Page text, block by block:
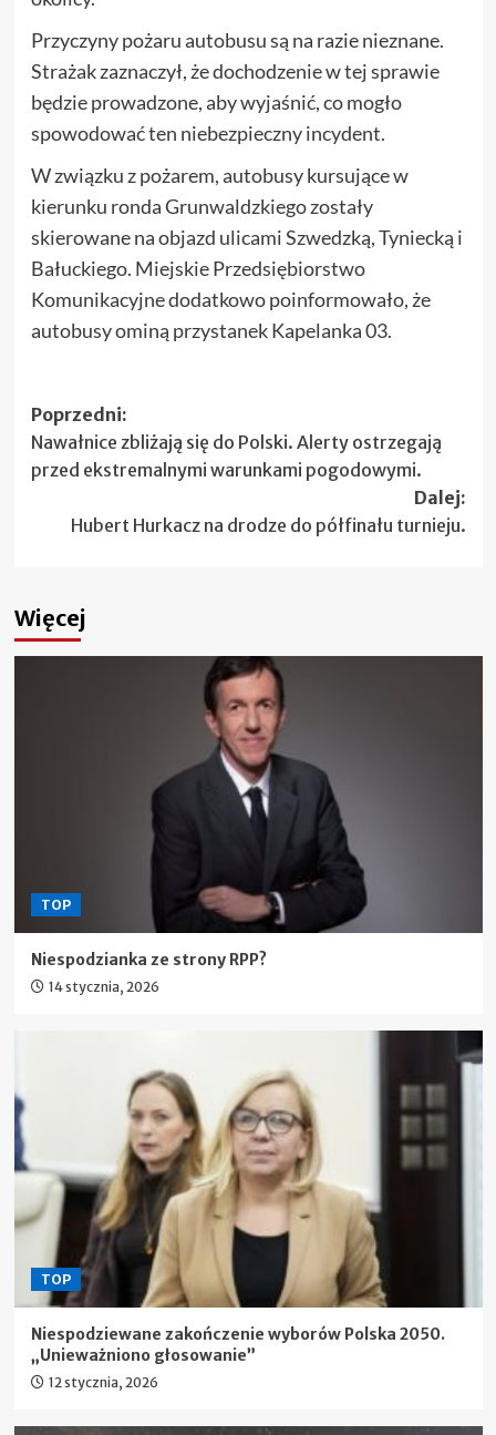
Przyczyny pożaru autobusu są na razie nieznane.
Strażak zaznaczył, że dochodzenie w tej sprawie
będzie prowadzone, aby wyjaśnić, co mogło
spowodować ten niebezpieczny incydent.
W związku z pożarem, autobusy kursujące w
kierunku ronda Grunwaldzkiego zostały
skierowane na objazd ulicami Szwedzką, Tyniecką i
Bałuckiego. Miejskie Przedsiębiorstwo
Komunikacyjne dodatkowo poinformowało, że
autobusy ominą przystanek Kapelanka 03.
Zobacz
wpisy
Poprzedni:
Nawałnice zbliżają się do Polski. Alerty ostrzegają
przed ekstremalnymi warunkami pogodowymi.
Dalej:
Hubert Hurkacz na drodze do półfinału turnieju.
Więcej
TOP
Niespodzianka ze strony RPP?
14 stycznia, 2026
TOP
Niespodziewane zakończenie wyborów Polska 2050.
„Unieważniono głosowanie”
12 stycznia, 2026